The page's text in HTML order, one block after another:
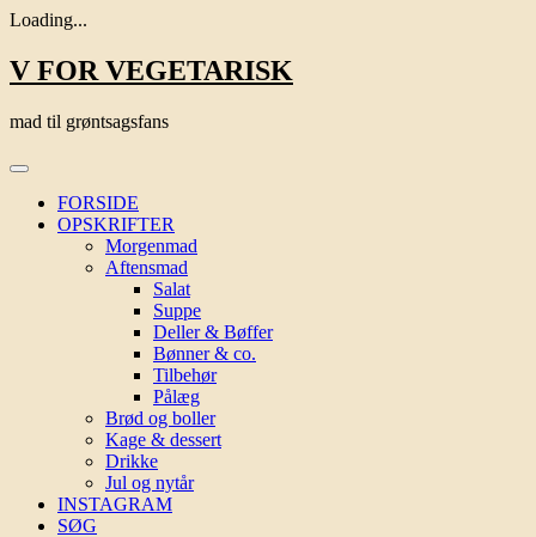
Loading...
Skip
to
V FOR VEGETARISK
mad til grøntsagsfans
FORSIDE
OPSKRIFTER
Morgenmad
Aftensmad
Salat
Suppe
Deller & Bøffer
Bønner & co.
Tilbehør
Pålæg
Brød og boller
Kage & dessert
Drikke
Jul og nytår
INSTAGRAM
SØG